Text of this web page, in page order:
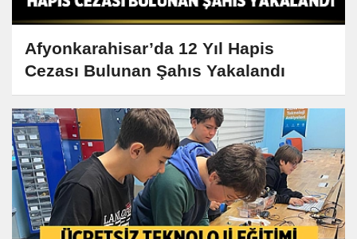
Afyonkarahisar’da 12 Yıl Hapis
Cezası Bulunan Şahıs Yakalandı